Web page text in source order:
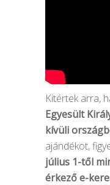
Kitértek arra,
Egyesült
kívüli
ajándékot,
július 1-től
érkező e-